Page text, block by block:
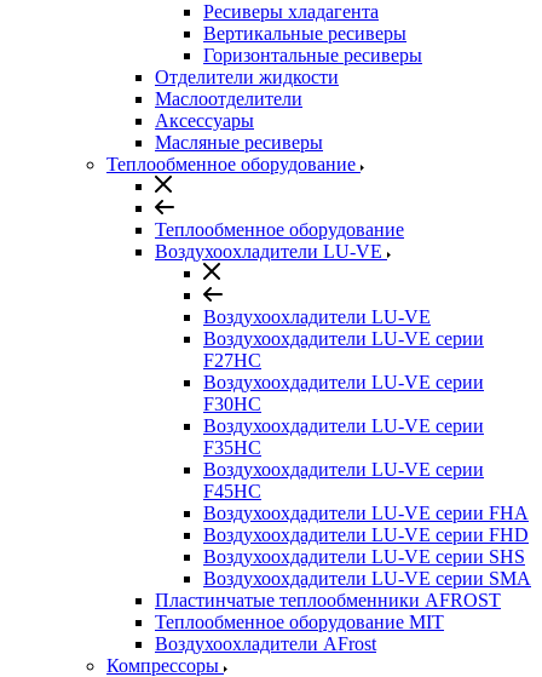
Ресиверы хладагента
Вертикальные ресиверы
Горизонтальные ресиверы
Отделители жидкости
Маслоотделители
Аксессуары
Масляные ресиверы
Теплообменное оборудование
Теплообменное оборудование
Воздухоохладители LU-VE
Воздухоохладители LU-VE
Воздухоохдадители LU-VE серии
F27HC
Воздухоохдадители LU-VE серии
F30HC
Воздухоохдадители LU-VE серии
F35HC
Воздухоохдадители LU-VE серии
F45HC
Воздухоохдадители LU-VE серии FHA
Воздухоохдадители LU-VE серии FHD
Воздухоохдадители LU-VE серии SHS
Воздухоохдадители LU-VE серии SMA
Пластинчатые теплообменники AFROST
Теплообменное оборудование MIT
Воздухоохладители AFrost
Компрессоры